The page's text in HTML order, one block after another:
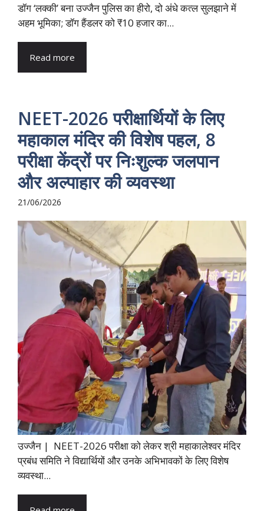
डॉग ‘लक्की’ बना उज्जैन पुलिस का हीरो, दो अंधे कत्ल सुलझाने में
अहम भूमिका; डॉग हैंडलर को ₹10 हजार का...
Read more
NEET-2026 परीक्षार्थियों के लिए
महाकाल मंदिर की विशेष पहल, 8
परीक्षा केंद्रों पर निःशुल्क जलपान
और अल्पाहार की व्यवस्था
21/06/2026
उज्जैन | NEET-2026 परीक्षा को लेकर श्री महाकालेश्वर मंदिर
प्रबंध समिति ने विद्यार्थियों और उनके अभिभावकों के लिए विशेष
व्यवस्था...